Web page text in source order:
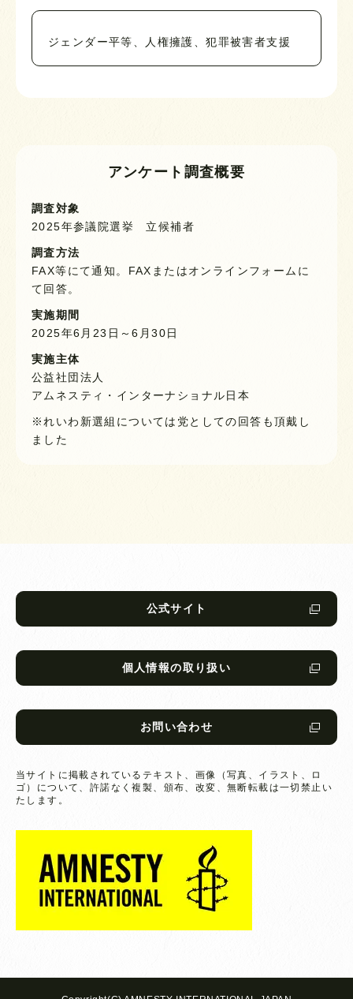
ジェンダー平等、人権擁護、犯罪被害者支援
アンケート調査概要
調査対象
2025年参議院選挙 立候補者
調査方法
FAX等にて通知。FAXまたはオンラインフォームに
て回答。
実施期間
2025年6月23日～6月30日
実施主体
公益社団法人
アムネスティ・インターナショナル日本
※れいわ新選組については党としての回答も頂戴し
ました
公式サイト
個人情報の取り扱い
お問い合わせ
当サイトに掲載されているテキスト、画像（写真、イラスト、ロ
ゴ）について、 許諾なく複製、頒布、改変、無断転載は一切禁止い
たします。